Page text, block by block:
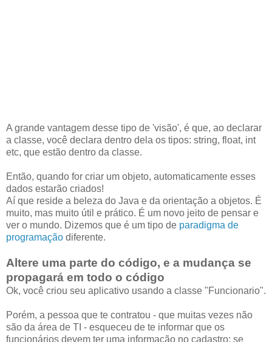
A grande vantagem desse tipo de 'visão', é que, ao declarar
a classe, você declara dentro dela os tipos: string, float, int
etc, que estão dentro da classe.
Então, quando for criar um objeto, automaticamente esses
dados estarão criados!
Aí que reside a beleza do Java e da orientação a objetos. É
muito, mas muito útil e prático. É um novo jeito de pensar e
ver o mundo. Dizemos que é um tipo de paradigma de
programação diferente.
Altere uma parte do código, e a mudança se
propagará em todo o código
Ok, você criou seu aplicativo usando a classe "Funcionario".
Porém, a pessoa que te contratou - que muitas vezes não
são da área de TI - esqueceu de te informar que os
funcionários devem ter uma informação no cadastro: se